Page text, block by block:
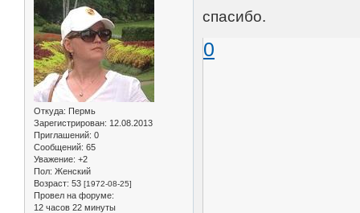
Откуда: Пермь
Зарегистрирован: 12.08.2013
Приглашений: 0
Сообщений: 65
Уважение: +2
Пол: Женский
Возраст: 53 [1972-08-25]
Провел на форуме:
12 часов 22 минуты
спасибо.
0